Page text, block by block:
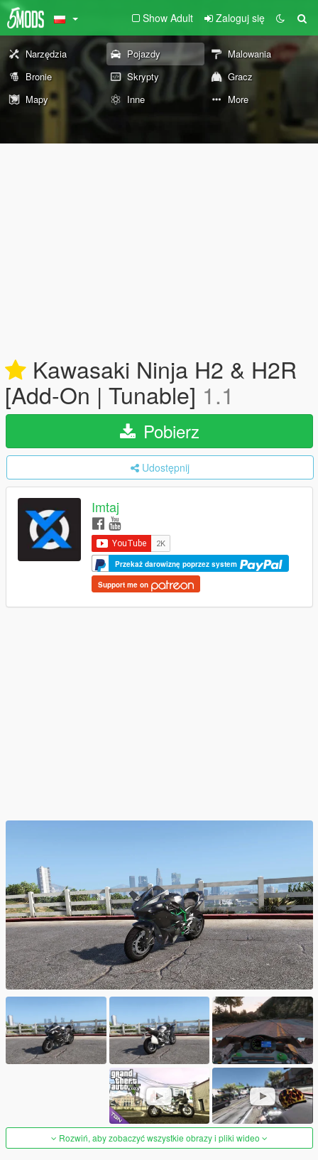
Show Adult Zaloguj się
Narzędzia Pojazdy
Malowania
Bronie
Skrypty
Gracz
Mapy
Inne More
Kawasaki Ninja H2 & H2R
[Add-On | Tunable] 1.1
Pobierz
Udostępnij
Imtaj
Przekaż darowiznę poprzez system
Support me on
Rozwiń, aby zobaczyć wszystkie obrazy i pliki wideo